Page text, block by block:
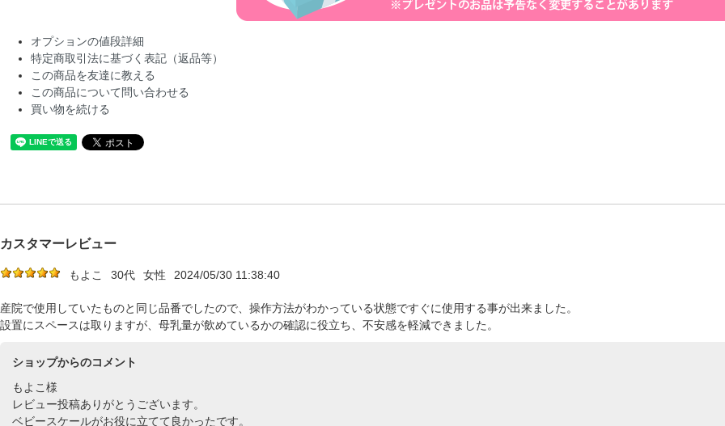
オプションの値段詳細
特定商取引法に基づく表記（返品等）
この商品を友達に教える
この商品について問い合わせる
買い物を続ける
カスタマーレビュー
もよこ 30代 女性 2024/05/30 11:38:40
産院で使用していたものと同じ品番でしたので、操作方法がわかっている状態ですぐに使用する事が出来ました。
設置にスペースは取りますが、母乳量が飲めているかの確認に役立ち、不安感を軽減できました。
ショップからのコメント
もよこ様
レビュー投稿ありがとうございます。
ベビースケールがお役に立てて良かったです。